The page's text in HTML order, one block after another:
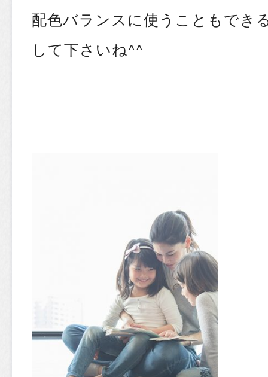
配色バランスに使うこともでき
して下さいね^^